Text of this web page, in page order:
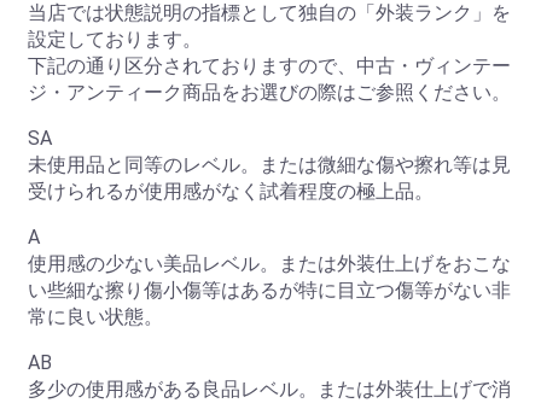
当店では状態説明の指標として独自の「外装ランク」を
設定しております。
下記の通り区分されておりますので、中古・ヴィンテー
ジ・アンティーク商品をお選びの際はご参照ください。
SA
未使用品と同等のレベル。または微細な傷や擦れ等は見
受けられるが使用感がなく試着程度の極上品。
A
使用感の少ない美品レベル。または外装仕上げをおこな
い些細な擦り傷小傷等はあるが特に目立つ傷等がない非
常に良い状態。
AB
多少の使用感がある良品レベル。または外装仕上げで消